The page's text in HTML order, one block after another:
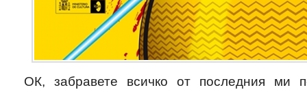
ОК, забравете всичко от последния ми